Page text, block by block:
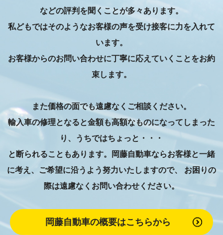
などの評判を聞くことが多々あります。
私どもではそのようなお客様の声を受け接客に力を入れて
います。
お客様からのお問い合わせに丁寧に応えていくことをお約
束します。
また価格の面でも遠慮なくご相談ください。
輸入車の修理となると金額も高額なものになってしまった
り、うちではちょっと・・・
と断られることもあります。岡藤自動車ならお客様と一緒
に考え、ご希望に沿うよう努力いたしますので、
お困りの
際は遠慮なくお問い合わせください。
岡藤自動車の概要はこちらから